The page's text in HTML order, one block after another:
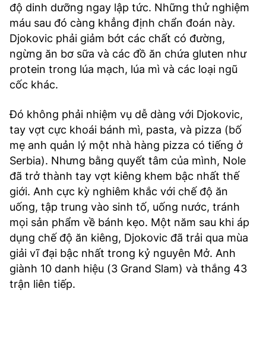
độ dinh dưỡng ngay lập tức. Những thử nghiệm
máu sau đó càng khẳng định chẩn đoán này.
Djokovic phải giảm bớt các chất có đường,
ngừng ăn bơ sữa và các đồ ăn chứa gluten như
protein trong lúa mạch, lúa mì và các loại ngũ
cốc khác.
Đó không phải nhiệm vụ dễ dàng với Djokovic,
tay vợt cực khoái bánh mì, pasta, và pizza (bố
mẹ anh quản lý một nhà hàng pizza có tiếng ở
Serbia). Nhưng bằng quyết tâm của mình, Nole
đã trở thành tay vợt kiêng khem bậc nhất thế
giới. Anh cực kỳ nghiêm khắc với chế độ ăn
uống, tập trung vào sinh tố, uống nước, tránh
mọi sản phẩm về bánh kẹo. Một năm sau khi áp
dụng chế độ ăn kiêng, Djokovic đã trải qua mùa
giải vĩ đại bậc nhất trong kỷ nguyên Mở. Anh
giành 10 danh hiệu (3 Grand Slam) và thắng 43
trận liên tiếp.